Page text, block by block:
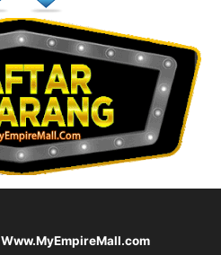
Www.MyEmpireMall.com